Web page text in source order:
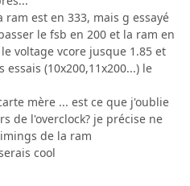
ram est en 333, mais g essayé
le fsb en 200 et la ram en
voltage vcore jusque 1.85 et
(10x200,11x200...) le
mère ... est ce que j'oublie
de l'overclock? je précise ne
de la ram
cool